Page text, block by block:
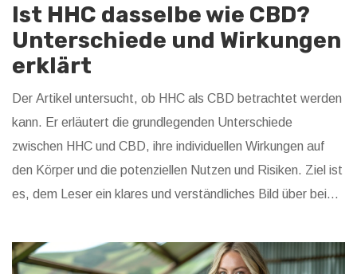
Ist HHC dasselbe wie CBD?
Unterschiede und Wirkungen
erklärt
Der Artikel untersucht, ob HHC als CBD betrachtet werden
kann. Er erläutert die grundlegenden Unterschiede
zwischen HHC und CBD, ihre individuellen Wirkungen auf
den Körper und die potenziellen Nutzen und Risiken. Ziel ist
es, dem Leser ein klares und verständliches Bild über beide